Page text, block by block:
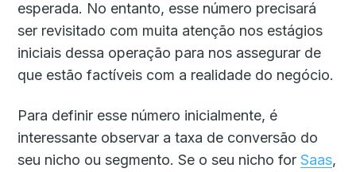
esperada. No entanto, esse número precisará
ser revisitado com muita atenção nos estágios
iniciais dessa operação para nos assegurar de
que estão factíveis com a realidade do negócio.
Para definir esse número inicialmente, é
interessante observar a taxa de conversão do
seu nicho ou segmento. Se o seu nicho forSaas,